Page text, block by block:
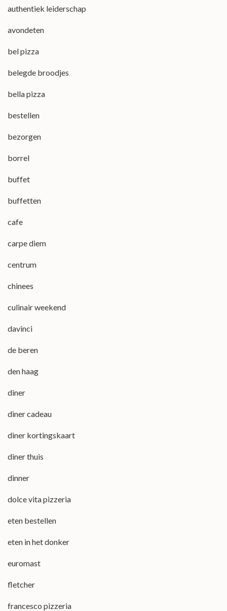
authentiek leiderschap
avondeten
bel pizza
belegde broodjes
bella pizza
bestellen
bezorgen
borrel
buffet
buffetten
cafe
carpe diem
centrum
chinees
culinair weekend
davinci
de beren
den haag
diner
diner cadeau
diner kortingskaart
diner thuis
dinner
dolce vita pizzeria
eten bestellen
eten in het donker
euromast
fletcher
francesco pizzeria